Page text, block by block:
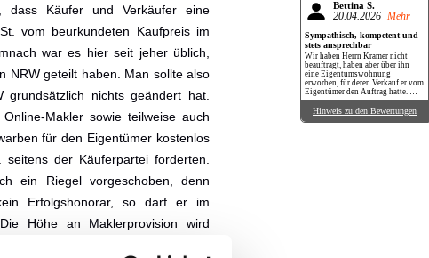
dass Käufer und Verkäufer eine
vom beurkundeten Kaufpreis im
war es hier seit jeher üblich,
NRW geteilt haben. Man sollte also
nichts geändert hat.
Makler sowie teilweise auch
für den Eigentümer kostenlos
der Käuferpartei forderten.
ein Riegel vorgeschoben, denn
Erfolgshonorar, so darf er im
Höhe an Maklerprovision wird
Bettina S.
20.04.2026 Mehr
Sympathisch, kompetent und
stets ansprechbar
Wir haben Herrn Kramer nicht
beauftragt, haben aber über ihn
eine Eigentumswohnung
erworben, für deren Verkauf er vom
Eigentümer den Auftrag hatte. Wir
haben Herrn Kramer dabei als
ausgesprochen netten,
kompetenten und stets
Hinweis zu den Bewertungen